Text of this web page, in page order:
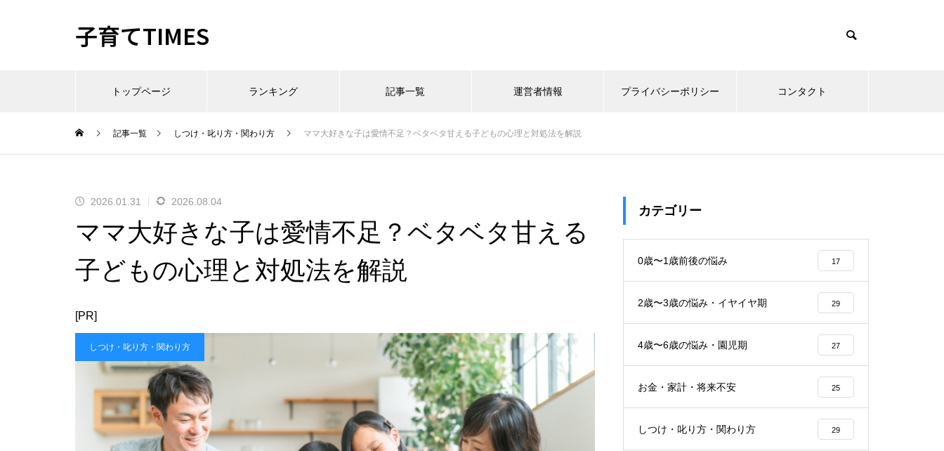
子育てTIMES
トップページ ランキング 記事一覧 運営者情報 プライバシーポリシー コンタクト
記事一覧 しつけ・叱り方・関わり方 ママ大好きな子は愛情不足？ベタベタ甘える子どもの心理と対処法を解説
2026.01.31 2026.08.04
ママ大好きな子は愛情不足？ベタベタ甘える
子どもの心理と対処法を解説
[PR]
しつけ・叱り方・関わり方
カテゴリー
0歳〜1歳前後の悩み 17
2歳〜3歳の悩み・イヤイヤ期 29
4歳〜6歳の悩み・園児期 27
お金・家計・将来不安 25
しつけ・叱り方・関わり方 29